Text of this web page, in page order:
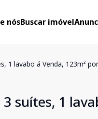
nósBuscar imóvel
lavabo á Venda, 123m²
suítes, 1